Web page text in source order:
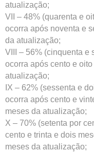
atualização;
VII – 48% (quarenta e
ocorra após noventa e
da atualização;
VIII – 56% (cinquenta e
ocorra após cento e
atualização;
IX – 62% (sessenta e
ocorra após cento e
meses da atualização;
X – 70% (setenta por
cento e trinta e dois
meses da atualização;